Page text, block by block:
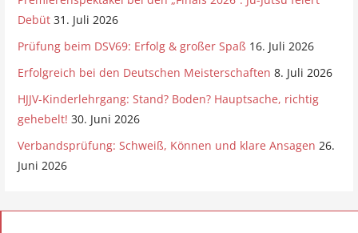
Debüt 31. Juli 2026
Prüfung beim DSV69: Erfolg & großer Spaß 16. Juli 2026
Erfolgreich bei den Deutschen Meisterschaften 8. Juli 2026
HJJV-Kinderlehrgang: Stand? Boden? Hauptsache, richtig
gehebelt! 30. Juni 2026
Verbandsprüfung: Schweiß, Können und klare Ansagen 26.
Juni 2026